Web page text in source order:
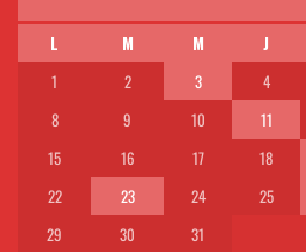
L M M J
1
2 3 4
8
9 10 11
15
16 17 18
22
23 24 25
29
30
31